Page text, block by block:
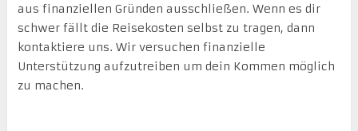
aus finanziellen Gründen ausschließen. Wenn es dir
schwer fällt die Reisekosten selbst zu tragen, dann
kontaktiere uns. Wir versuchen finanzielle
Unterstützung aufzutreiben um dein Kommen möglich
zu machen.